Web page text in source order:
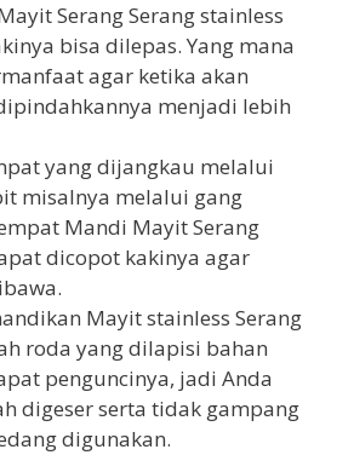
Serang Serang stainless
bisa dilepas. Yang mana
agar ketika akan
menjadi lebih
yang dijangkau melalui
misalnya melalui gang
Mandi Mayit Serang
dicopot kakinya agar
Mayit stainless Serang
roda yang dilapisi bahan
penguncinya, jadi Anda
digeser serta tidak gampang
digunakan.